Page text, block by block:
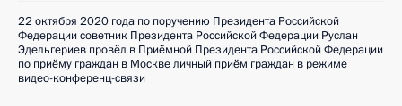
22 октября 2020 года по поручению Президента Российской
Федерации советник Президента Российской Федерации Руслан
Эдельгериев провёл в Приёмной Президента Российской Федерации
по приёму граждан в Москве личный приём граждан в режиме
видео-конференц-связи